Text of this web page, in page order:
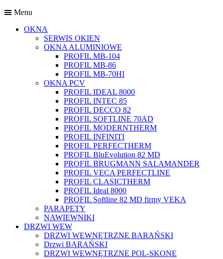
Menu
OKNA
SERWIS OKIEN
OKNA ALUMINIOWE
PROFIL MB-104
PROFIL MB-86
PROFIL MB-70HI
OKNA PCV
PROFIL IDEAL 8000
PROFIL INTEC 85
PROFIL DECCO 82
PROFIL SOFTLINE 70AD
PROFIL MODERNTHERM
PROFIL INFINITI
PROFIL PERFECTHERM
PROFIL BluEvolution 82 MD
PROFIL BRUGMANN SALAMANDER
PROFIL VECA PERFECTLINE
PROFIL CLASICTHERM
PROFIL Ideal 8000
PROFIL Softline 82 MD firmy VEKA
PARAPETY
NAWIEWNIKI
DRZWI WEW
DRZWI WEWNĘTRZNE BARAŃSKI
Drzwi BARAŃSKI
DRZWI WEWNĘTRZNE POL-SKONE